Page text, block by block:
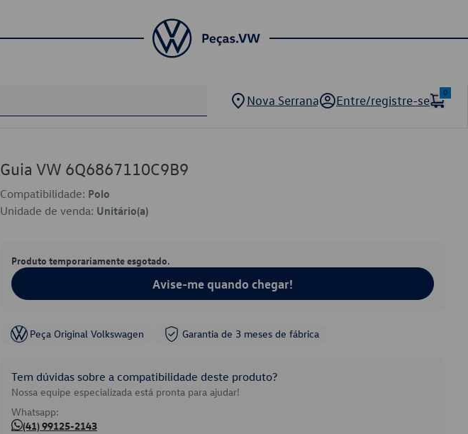
Nova Serrana Entre/registre-se
0
Guia VW 6Q6867110C9B9
Compatibilidade: Polo
Unidade de venda: Unitário(a)
Produto temporariamente esgotado.
Avise-me quando chegar!
Peça Original Volkswagen Garantia de 3 meses de fábrica
Tem dúvidas sobre a compatibilidade deste produto?
Nossa equipe especializada está pronta para ajudar!
Whatsapp:
(41) 99125-2143